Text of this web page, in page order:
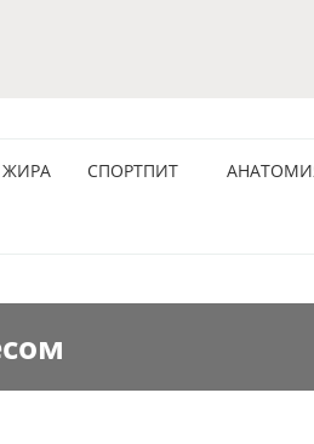
СПОРТПИТ